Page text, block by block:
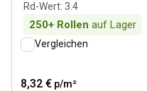
Rd-Wert: 3.4
250+ Rollen auf Lager
Vergleichen
8,32 € p/m²